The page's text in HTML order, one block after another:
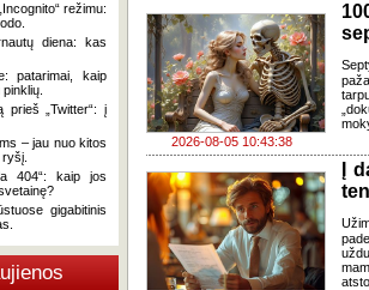
režimu:
diena: kas
patarimai, kaip
prieš „Twitter“: į
– jau nuo kitos
404“: kaip jos
gigabitinis
2026-08-05 10:43:38
Į